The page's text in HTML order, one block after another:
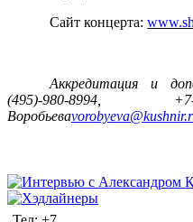
Сайт концерта:
Аккредитация и
(495)-980-8994,
Воробьева